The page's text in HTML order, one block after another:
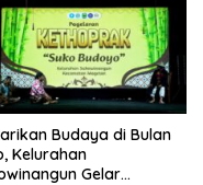
Budaya di Bulan
Kelurahan
Gelar